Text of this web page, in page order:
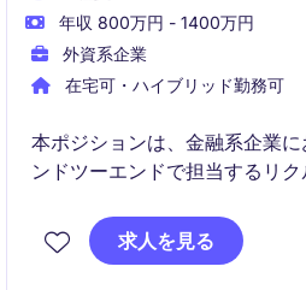
年収 800万円 - 1400万円
外資系企業
在宅可・ハイブリッド勤務可
本ポジションは、金融系企業
ンドツーエンドで担当するリ
ンのため主体性・自走力が活か
求人を見る